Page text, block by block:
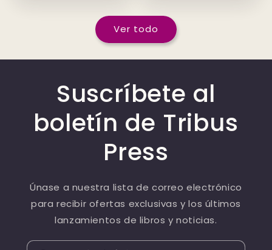
Ver todo
Suscríbete al
boletín de Tribus
Press
Únase a nuestra lista de correo electrónico
para recibir ofertas exclusivas y los últimos
lanzamientos de libros y noticias.